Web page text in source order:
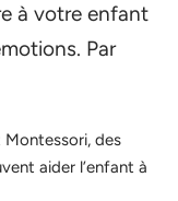
à votre enfant
Par
des
aider l’enfant à